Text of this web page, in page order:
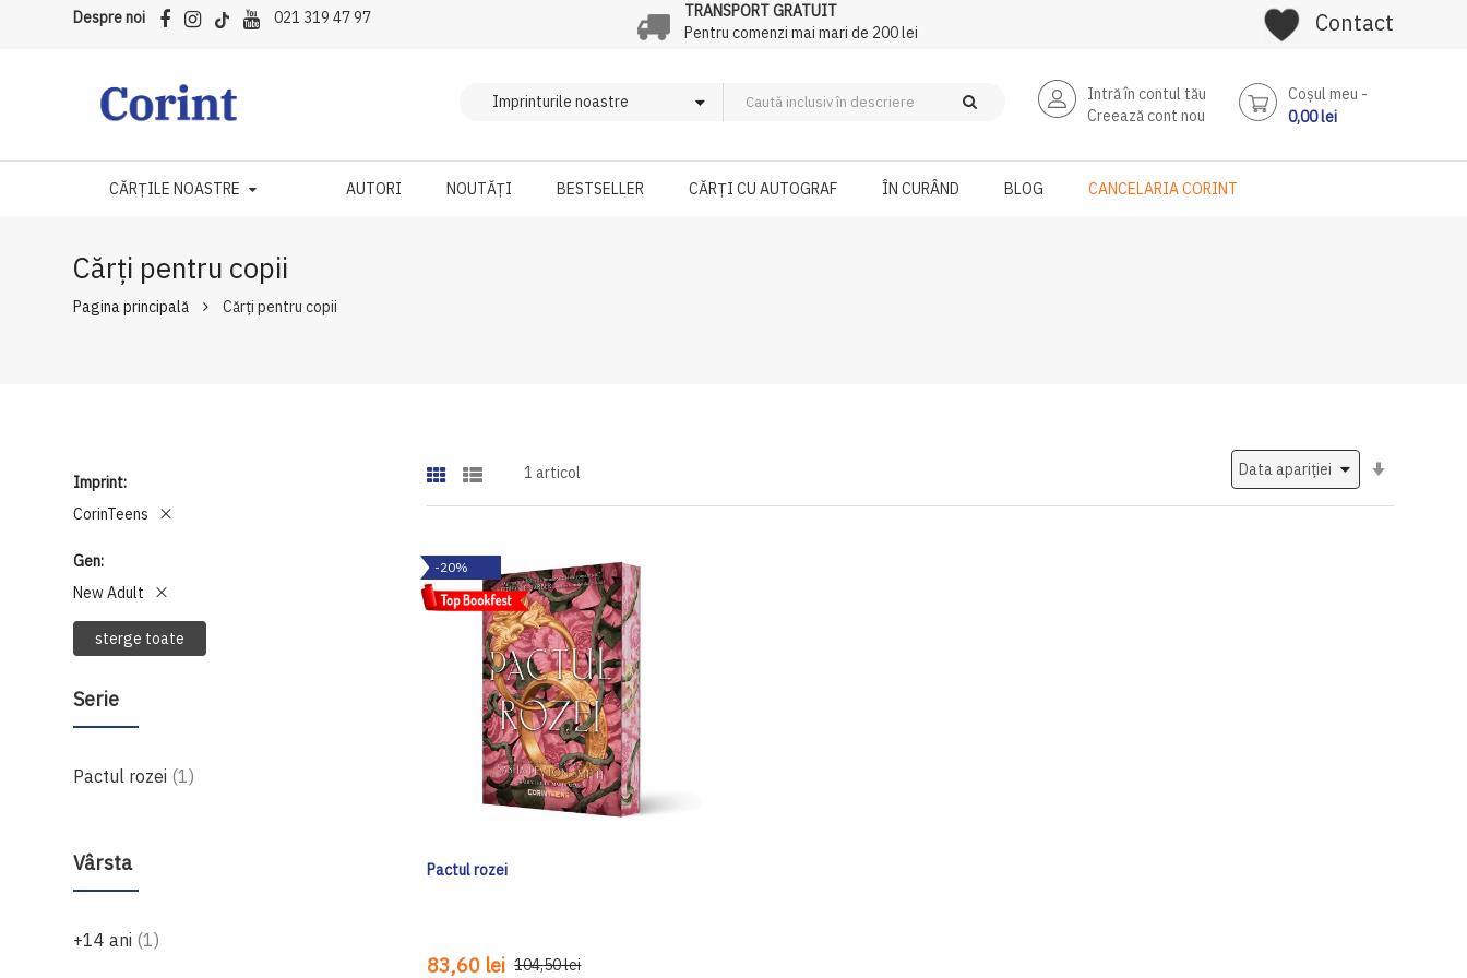
Despre noi 021 319 47 97
TRANSPORT GRATUIT
Pentru comenzi mai mari de 200 lei
Contact
Intră în contul tău
Creează cont nou
Coşul meu
0,00 lei
CĂRȚILE NOASTRE AUTORI NOUTĂȚI BESTSELLER CĂRȚI CU AUTOGRAF ÎN CURÂND BLOG CANCELARIA CORINT
Cărți pentru copii
Pagina principală Cărți pentru copii
Imprint
CorinTeens
Gen
New Adult
sterge toate
Serie
Pactul rozei 1produs
Vârsta
+14 ani 1produs
1 articol
-20%
Pactul rozei
83,60 lei 104,50 lei